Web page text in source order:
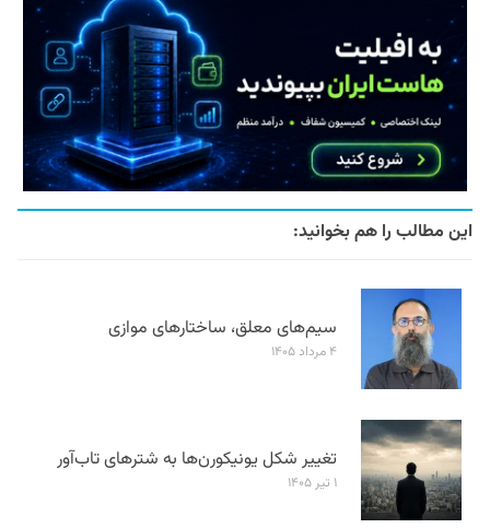
این مطالب را هم بخوانید:
سیم‌های معلق، ساختارهای موازی
۴ مرداد ۱۴۰۵
تغییر شکل یونیکورن‌ها به شترهای تاب‌آور
۱ تیر ۱۴۰۵